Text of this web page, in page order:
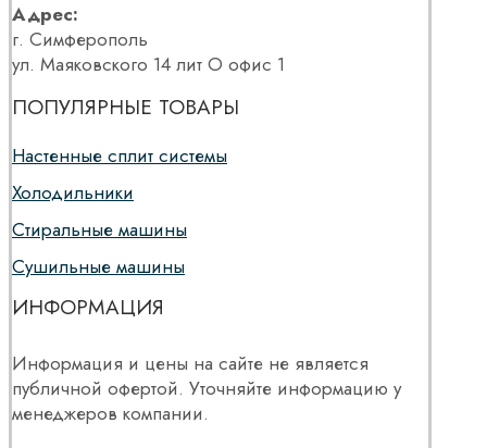
Адрес:
г. Симферополь
ул. Маяковского 14 лит О офис 1
ПОПУЛЯРНЫЕ ТОВАРЫ
Настенные сплит системы
Холодильники
Стиральные машины
Сушильные машины
ИНФОРМАЦИЯ
Информация и цены на сайте не является
публичной офертой. Уточняйте информацию у
менеджеров компании.